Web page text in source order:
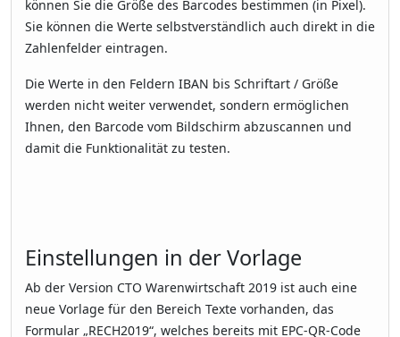
können Sie die Größe des Barcodes bestimmen (in Pixel).
Sie können die Werte selbstverständlich auch direkt in die
Zahlenfelder eintragen.
Die Werte in den Feldern IBAN bis Schriftart / Größe
werden nicht weiter verwendet, sondern ermöglichen
Ihnen, den Barcode vom Bildschirm abzuscannen und
damit die Funktionalität zu testen.
Einstellungen in der Vorlage
Ab der Version CTO Warenwirtschaft 2019 ist auch eine
neue Vorlage für den Bereich Texte vorhanden, das
Formular „RECH2019“, welches bereits mit EPC-QR-Code